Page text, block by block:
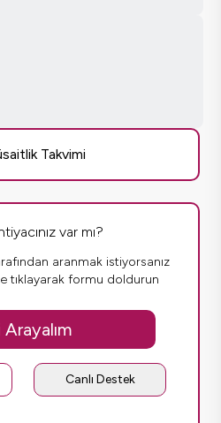
Takvimi
var mı?
aranmak istiyorsanız
tıklayarak formu doldurun
Arayalım
Canlı Destek